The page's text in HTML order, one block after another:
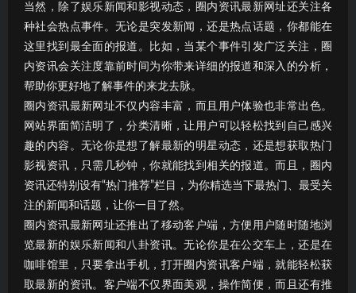
当然，除了娱乐新闻和影视动态，圈内资讯最新网址还关注各
种社会热点事件。无论是突发新闻，还是热点话题，你都能在
这里找到最全面的报道。比如，当某个事件引发广泛关注，圈
内资讯会关注度靠前时间为你带来详细的报道和深入的分析，
帮助你更好地了解事件的来龙去脉。
圈内资讯最新网址不仅内容丰富，而且用户体验也非常出色。
网站界面简洁明了，分类清晰，让用户可以轻松找到自己感兴
趣的内容。无论你是想了解最新的明星动态，还是想获取热门
影视资讯，只需几秒钟，你就能找到相关的报道。而且，圈内
资讯还特别设有“热门推荐”栏目，为你精选当下最热门、最受关
注的新闻和话题，让你一目了然。
圈内资讯最新网址还推出了移动客户端，方便用户随时随地浏
览最新的娱乐新闻和八卦资讯。无论你是在公交车上，还是在
咖啡馆里，只要拿出手机，打开圈内资讯客户端，就能轻松获
取最新的资讯。客户端不仅界面美观，操作简便，而且还有推